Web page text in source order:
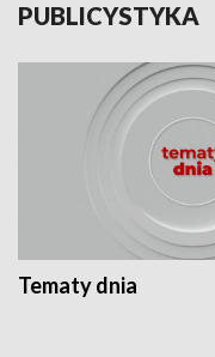
PUBLICYSTYKA
Tematy dnia